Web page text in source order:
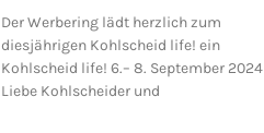
Der Werbering lädt herzlich zum
diesjährigen Kohlscheid life! ein
Kohlscheid life! 6.– 8. September 2024
Liebe Kohlscheider und